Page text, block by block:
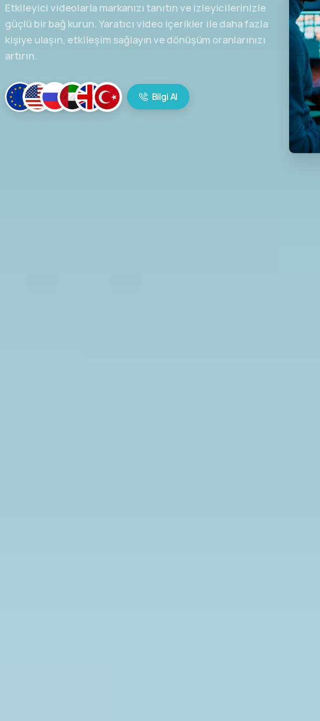
Etkileyici videolarla markanızı tanıtın ve izleyicilerinizle
güçlü bir bağ kurun. Yaratıcı video içerikler ile daha fazla
kişiye ulaşın, etkileşim sağlayın ve dönüşüm oranlarınızı
artırın.
Bilgi Al